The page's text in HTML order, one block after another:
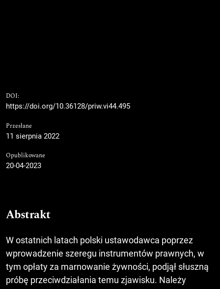
DOI:
https://doi.org/10.36128/priw.vi44.495
Przesłane
11 sierpnia 2022
Opublikowane
20-04-2023
Abstrakt
W ostatnich latach polski ustawodawca poprzez
wprowadzenie szeregu instrumentów prawnych, w
tym opłaty za marnowanie żywności, podjął słuszną
próbę przeciwdziałania temu zjawisku. Należy